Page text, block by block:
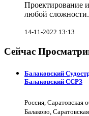
Проектирование
любой сложности.
14-11-2022 13:13
Сейчас
Балаковский
Балаковский ССРЗ
Россия, Саратовская
Балаково,